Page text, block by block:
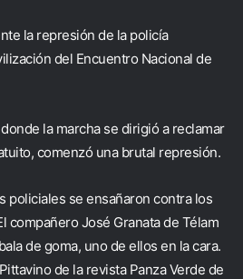
la represión de la policía
del Encuentro Nacional de
la marcha se dirigió a reclamar
comenzó una brutal represión.
policiales se ensañaron contra los
compañero José Granata de Télam
de goma, uno de ellos en la cara.
de la revista Panza Verde de